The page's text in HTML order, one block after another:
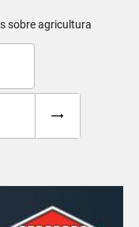
sobre agricultura